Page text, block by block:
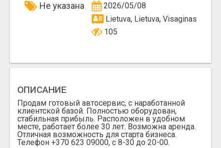
Не указана
2026/05/08
Lietuva, Lietuva, Visaginas
105
ОПИСАНИЕ
Продам готовый автосервис, с наработанной
клиентской базой. Полностью оборудован,
стабильная прибыль. Расположен в удобном
месте, работает более 30 лет. Возможна аренда.
Отличная возможность для старта бизнеса.
Телефон +370 623 09000, с 8-30 до 20-00.